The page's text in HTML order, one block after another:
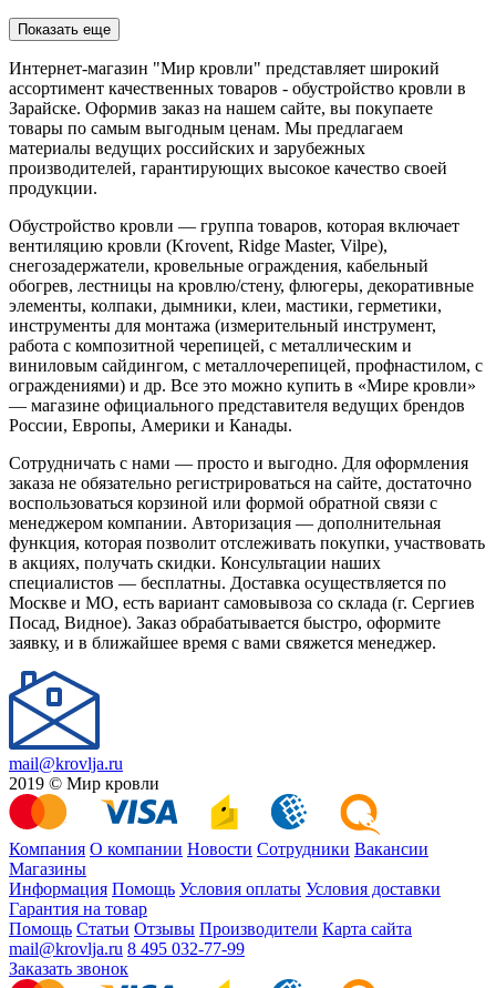
Показать еще
Интернет-магазин "Мир кровли" представляет широкий
ассортимент качественных товаров - обустройство кровли в
Зарайске. Оформив заказ на нашем сайте, вы покупаете
товары по самым выгодным ценам. Мы предлагаем
материалы ведущих российских и зарубежных
производителей, гарантирующих высокое качество своей
продукции.
Обустройство кровли — группа товаров, которая включает
вентиляцию кровли (Krovent, Ridge Master, Vilpe),
снегозадержатели, кровельные ограждения, кабельный
обогрев, лестницы на кровлю/стену, флюгеры, декоративные
элементы, колпаки, дымники, клеи, мастики, герметики,
инструменты для монтажа (измерительный инструмент,
работа с композитной черепицей, с металлическим и
виниловым сайдингом, с металлочерепицей, профнастилом, с
ограждениями) и др. Все это можно купить в «Мире кровли»
— магазине официального представителя ведущих брендов
России, Европы, Америки и Канады.
Сотрудничать с нами — просто и выгодно. Для оформления
заказа не обязательно регистрироваться на сайте, достаточно
воспользоваться корзиной или формой обратной связи с
менеджером компании. Авторизация — дополнительная
функция, которая позволит отслеживать покупки, участвовать
в акциях, получать скидки. Консультации наших
специалистов — бесплатны. Доставка осуществляется по
Москве и МО, есть вариант самовывоза со склада (г. Сергиев
Посад, Видное). Заказ обрабатывается быстро, оформите
заявку, и в ближайшее время с вами свяжется менеджер.
mail@krovlja.ru
2019 © Мир кровли
Компания О компании Новости Сотрудники Вакансии
Магазины
Информация Помощь Условия оплаты Условия доставки
Гарантия на товар
Помощь Статьи Отзывы Производители Карта сайта
mail@krovlja.ru 8 495 032-77-99
Заказать звонок